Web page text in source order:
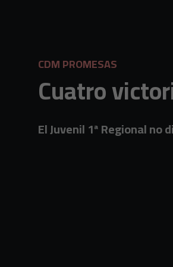
CDM PROMESAS
Cuatro
El Juvenil 1ª Regional